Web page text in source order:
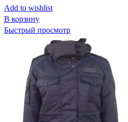
Add to wishlist
В корзину
Быстрый просмотр